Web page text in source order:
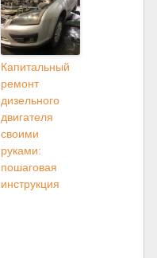
Капитальный
ремонт
дизельного
двигателя
своими
руками:
пошаговая
инструкция